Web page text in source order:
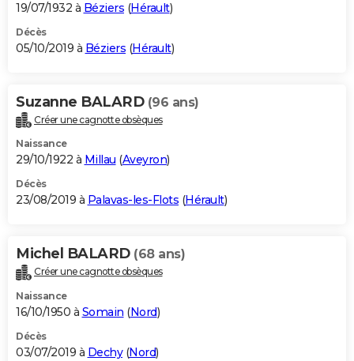
19/07/1932 à Béziers (Hérault)
Décès
05/10/2019 à Béziers (Hérault)
Suzanne BALARD (96 ans)
Créer une cagnotte obsèques
Naissance
29/10/1922 à Millau (Aveyron)
Décès
23/08/2019 à Palavas-les-Flots (Hérault)
Michel BALARD (68 ans)
Créer une cagnotte obsèques
Naissance
16/10/1950 à Somain (Nord)
Décès
03/07/2019 à Dechy(Nord)